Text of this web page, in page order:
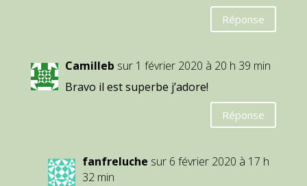
Réponse
Camilleb sur 1 février 2020 à 20 h 39 min
Bravo il est superbe j’adore!
Réponse
fanfreluche sur 6 février 2020 à 17 h
32 min